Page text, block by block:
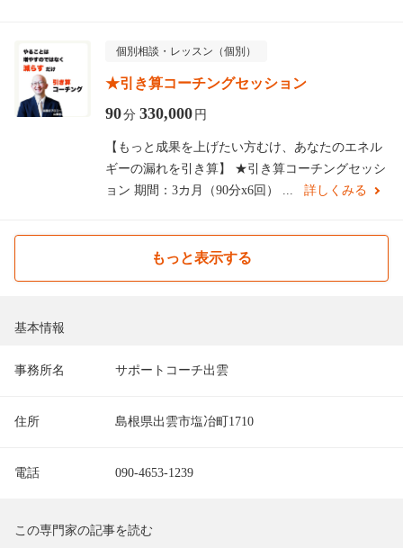
個別相談・レッスン（個別）
★引き算コーチングセッション
90分330,000 円
【もっと成果を上げたい方むけ、あなたのエネル
ギーの漏れを引き算】 ★引き算コーチングセッシ
ョン 期間：3カ月（90分x6回） ...
詳しくみる
もっと表示する
基本情報
事務所名 サポートコーチ出雲
住所 島根県出雲市塩冶町1710
電話 090-4653-1239
この専門家の記事を読む